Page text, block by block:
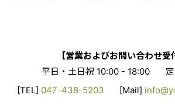
【営業およびお問い合わせ受
平日・土日祝 10:00 - 18:00
[TEL] 047-438-5203 [Mail]